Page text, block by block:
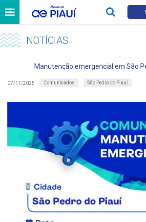
NOTÍCIAS
Manutenção emergencial em São
07/11/2025 Comunicados São Pedro do Piauí